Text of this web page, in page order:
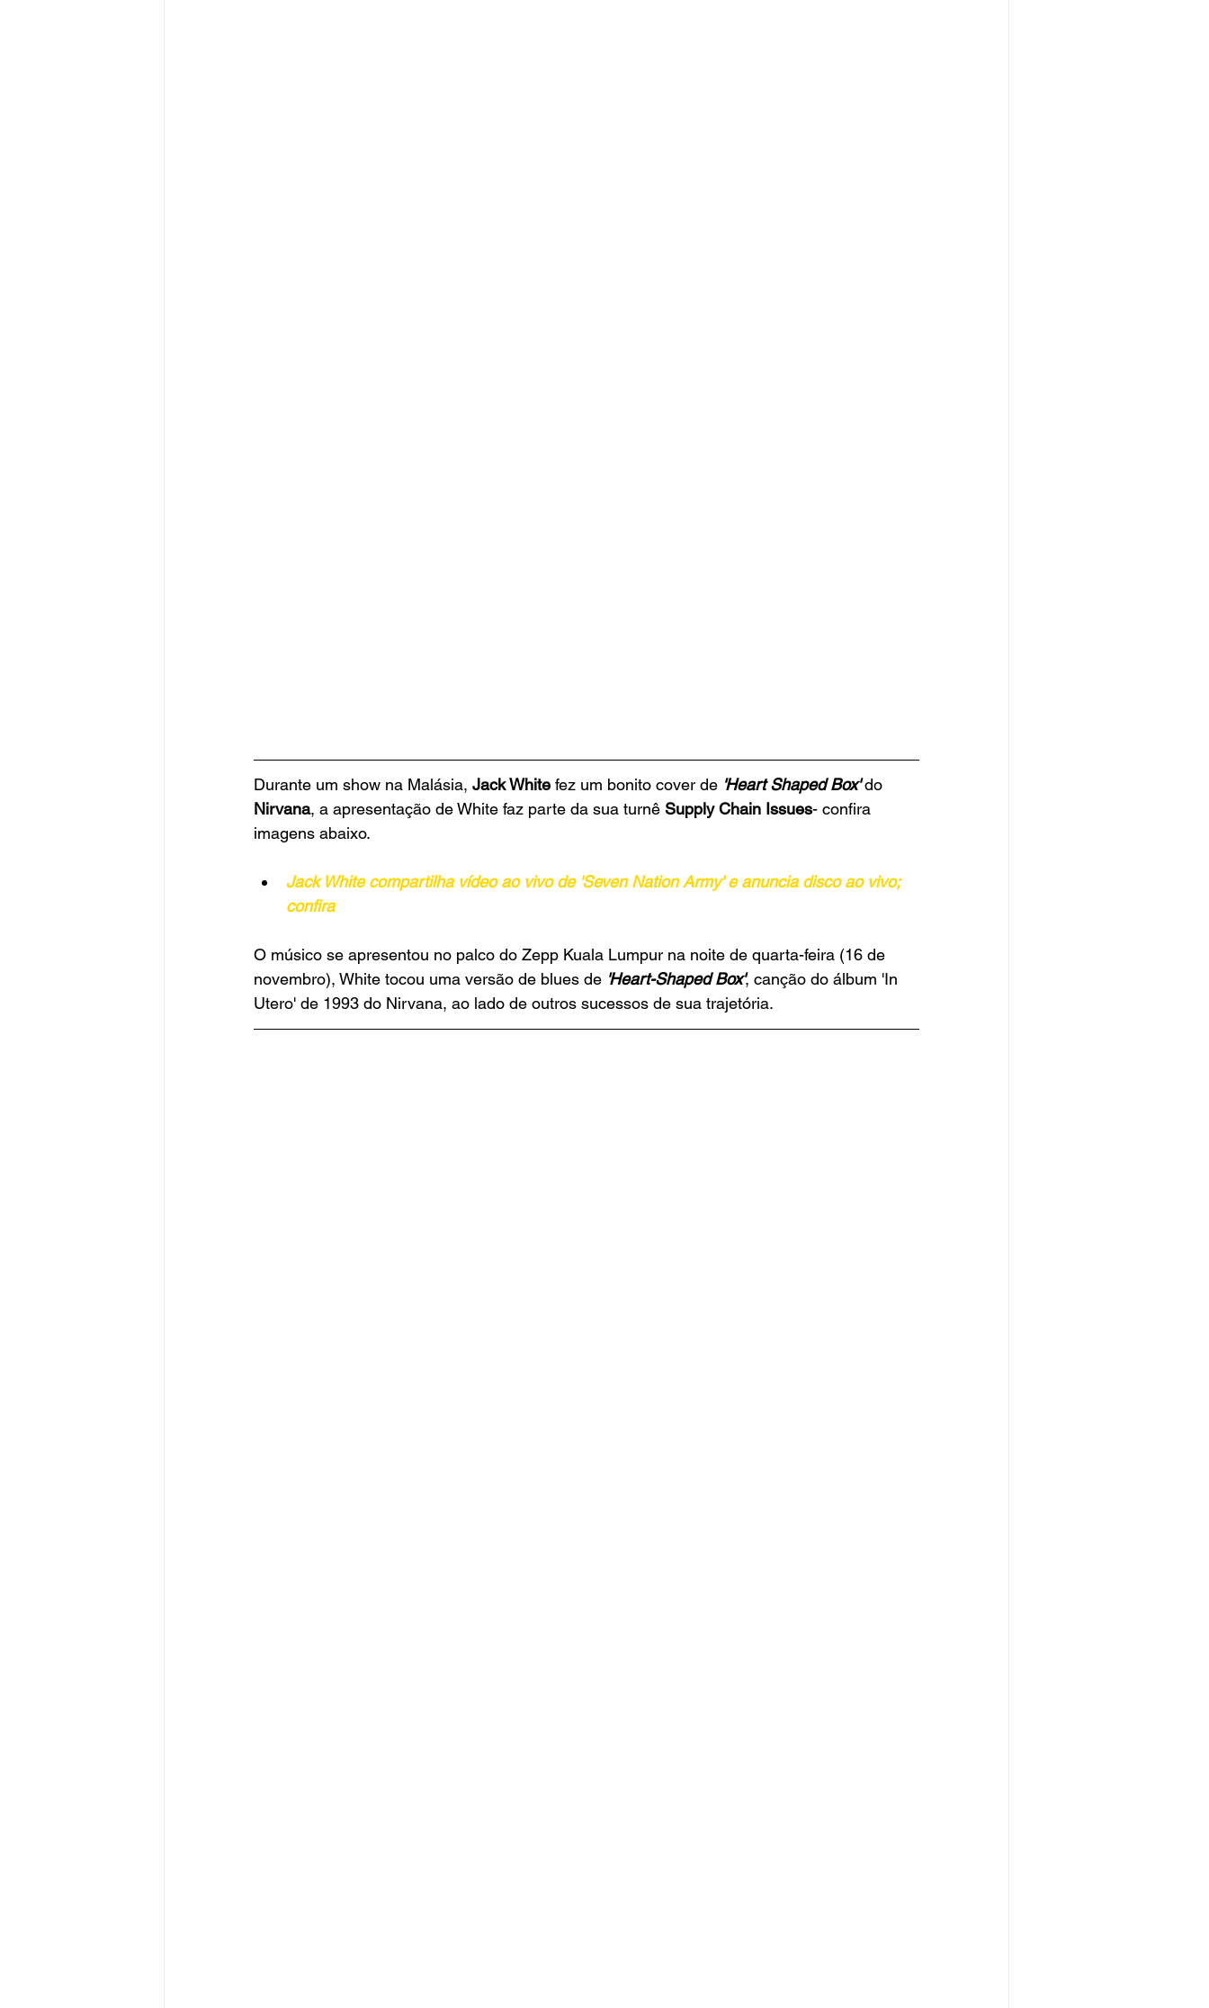
Durante um show na Malásia, Jack White fez um bonito cover de 'Heart Shaped Box' do
Nirvana, a apresentação de White faz parte da sua turnê Supply Chain Issues- confira
imagens abaixo.
Jack White compartilha vídeo ao vivo de 'Seven Nation Army' e anuncia disco ao vivo;
confira
O músico se apresentou no palco do Zepp Kuala Lumpur na noite de quarta-feira (16 de
novembro), White tocou uma versão de blues de 'Heart-Shaped Box', canção do álbum 'In
Utero' de 1993 do Nirvana, ao lado de outros sucessos de sua trajetória.